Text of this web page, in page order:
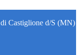
Castiglione d/S (MN)